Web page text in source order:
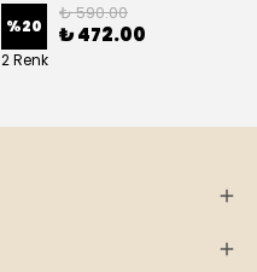
%20
₺ 590.00
₺ 472.00
2 Renk